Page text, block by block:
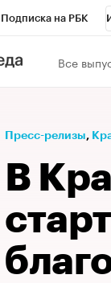
Подписка на РБК
Телеканал
Спецпроекты
Рынок наличной
Все
Пресс-релизы⁠,
В